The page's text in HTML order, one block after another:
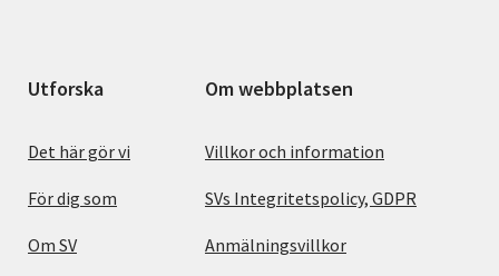
Utforska
Det här gör vi
För dig som
Om SV
Om webbplatsen
Villkor och information
SVs Integritetspolicy, GDPR
Anmälningsvillkor